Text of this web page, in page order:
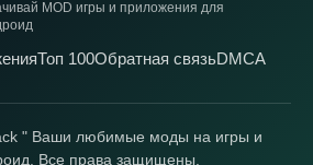
MOD игры и приложения для
Топ 100Обратная связьDMCA
" Ваши любимые моды на игры и
Все права защищены.